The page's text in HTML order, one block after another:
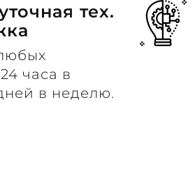
тех.
часа в
в неделю.